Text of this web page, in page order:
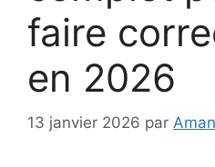
faire
en 2026
13 janvier 2026 par